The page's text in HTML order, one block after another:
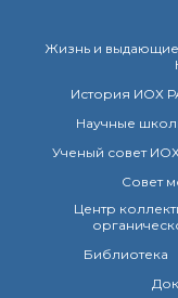
химии
интеллект (ИИ)
в химии
Аддитивные
микроскопия
Награды
ИОХ РАН
Жизнь и
История ИОХ
Научные
Ученый совет
Совет
Центр
Библиотека